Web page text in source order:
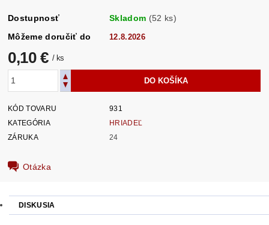
Dostupnosť Skladom (52 ks)
Môžeme doručiť do
12.8.2026
0,10 € / ks
KÓD TOVARU
931
KATEGÓRIA
HRIADEĽ
ZÁRUKA
24
Otázka
DISKUSIA